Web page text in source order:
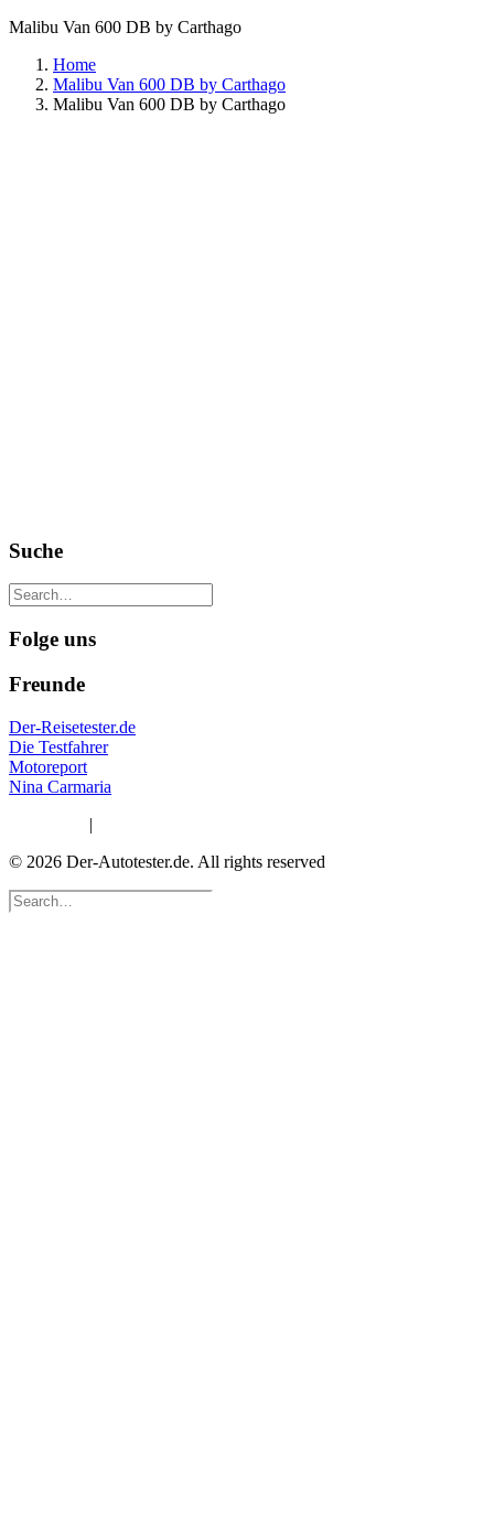
Malibu Van 600 DB by Carthago
Home
Malibu Van 600 DB by Carthago
Malibu Van 600 DB by Carthago
Suche
Folge uns
Freunde
Der-Reisetester.de
Die Testfahrer
Motoreport
Nina Carmaria
|
© 2026 Der-Autotester.de. All rights reserved